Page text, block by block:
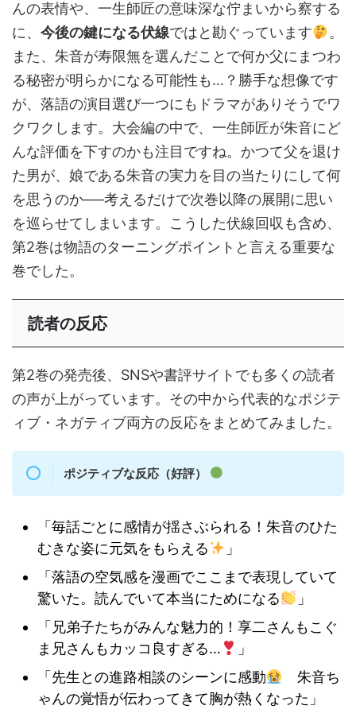
んの表情や、一生師匠の意味深な佇まいから察する
に、 今後の鍵になる伏線ではと勘ぐっています
。
また、朱音が寿限無を選んだことで何か父にまつわ
る秘密が明らかになる可能性も…？勝手な想像です
が、落語の演目選び一つにもドラマがありそうでワ
クワクします。大会編の中で、一生師匠が朱音にど
んな評価を下すのかも注目ですね。かつて父を退け
た男が、娘である朱音の実力を目の当たりにして何
を思うのか──考えるだけで次巻以降の展開に思い
を巡らせてしまいます。こうした伏線回収も含め、
第2巻は物語のターニングポイントと言える重要な
巻でした。
読者の反応
第2巻の発売後、SNSや書評サイトでも多くの読者
の声が上がっています。その中から代表的なポジテ
ィブ・ネガティブ両方の反応をまとめてみました。
ポジティブな反応（好評）
「毎話ごとに感情が揺さぶられる！朱音のひた
むきな姿に元気をもらえる
」
「落語の空気感を漫画でここまで表現していて
驚いた。読んでいて本当にためになる
」
「兄弟子たちがみんな魅力的！享二さんもこぐ
ま兄さんもカッコ良すぎる…
」
「先生との進路相談のシーンに感動
朱音ち
ゃんの覚悟が伝わってきて胸が熱くなった」